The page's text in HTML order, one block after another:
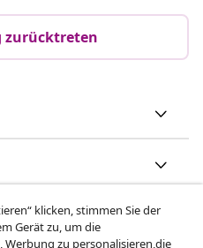
zurücktreten
klicken, stimmen Sie der
Gerät zu, um die
zu personalisieren,die